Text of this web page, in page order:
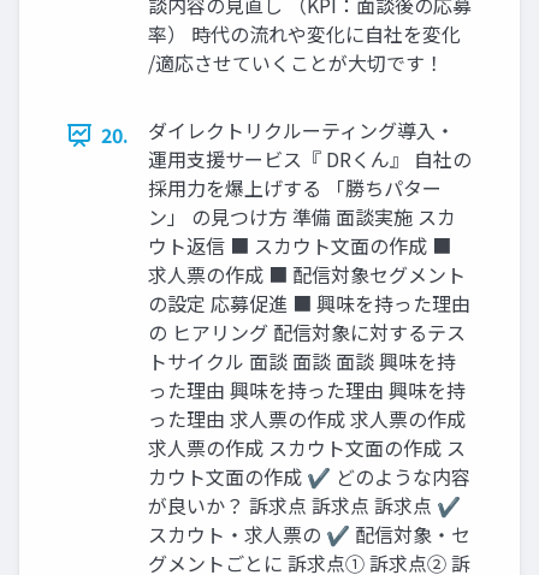
率） 時代の流れや変化に自社を変化
/適応させていくことが大切です！
20.
ダイレクトリクルーティング導入・
運用支援サービス『 DRくん』 自社の
採用力を爆上げする 「勝ちパター
ン」 の見つけ方 準備 面談実施 スカ
ウト返信 ■ スカウト文面の作成 ■
求人票の作成 ■ 配信対象セグメント
の設定 応募促進 ■ 興味を持った理由
の ヒアリング 配信対象に対するテス
トサイクル 面談 面談 面談 興味を持
った理由 興味を持った理由 興味を持
った理由 求人票の作成 求人票の作成
求人票の作成 スカウト文面の作成 ス
カウト文面の作成 ✔ どのような内容
が良いか？ 訴求点 訴求点 訴求点 ✔
スカウト・求人票の ✔ 配信対象・セ
グメントごとに 訴求点① 訴求点② 訴